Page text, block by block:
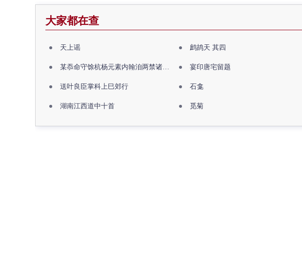
大家都在查
天上谣 鹧鸪天 其四
某忝命守馀杭杨元素内翰洎两禁诸公出祖佛寺 宴印唐宅留题
送叶良臣掌科上巳郊行 石龛
湖南江西道中十首 觅菊